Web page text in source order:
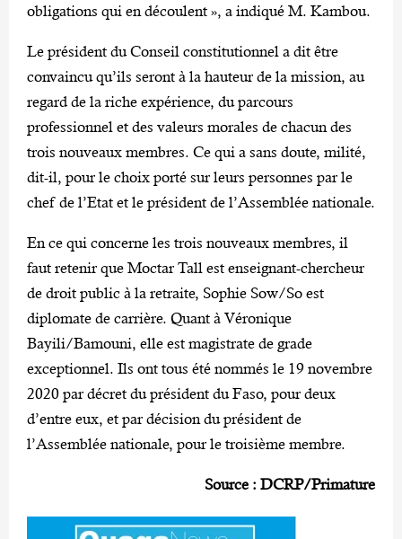
obligations qui en découlent », a indiqué M. Kambou.
Le président du Conseil constitutionnel a dit être
convaincu qu’ils seront à la hauteur de la mission, au
regard de la riche expérience, du parcours
professionnel et des valeurs morales de chacun des
trois nouveaux membres. Ce qui a sans doute, milité,
dit-il, pour le choix porté sur leurs personnes par le
chef de l’Etat et le président de l’Assemblée nationale.
En ce qui concerne les trois nouveaux membres, il
faut retenir que Moctar Tall est enseignant-chercheur
de droit public à la retraite, Sophie Sow/So est
diplomate de carrière. Quant à Véronique
Bayili/Bamouni, elle est magistrate de grade
exceptionnel. Ils ont tous été nommés le 19 novembre
2020 par décret du président du Faso, pour deux
d’entre eux, et par décision du président de
l’Assemblée nationale, pour le troisième membre.
Source : DCRP/Primature